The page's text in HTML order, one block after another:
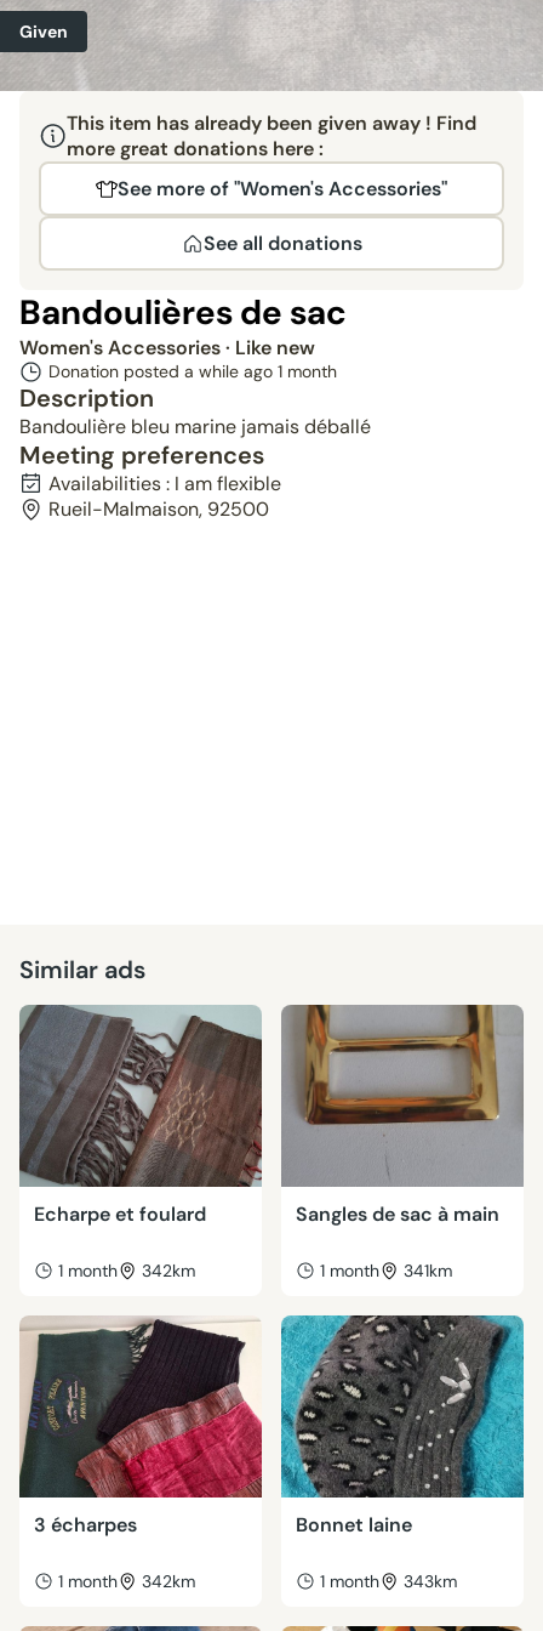
Given
This item has already been given away ! Find
more great donations here :
See more of "Women's Accessories"
See all donations
Bandoulières de sac
Women's Accessories· Like new
Donation posted a while ago 1 month
Description
Bandoulière bleu marine jamais déballé
Meeting preferences
Availabilities : I am flexible
Rueil-Malmaison, 92500
Similar ads
Echarpe et foulard
1 month 342km
Sangles de sac à main
1 month 341km
3 écharpes
1 month 342km
Bonnet laine
1 month 343km